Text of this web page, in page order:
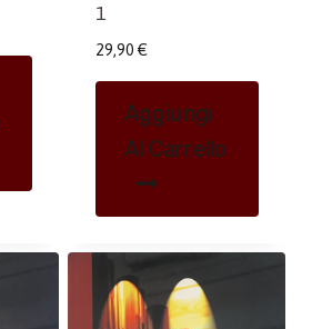
1
29,90 €
Aggiungi
Al Carrello